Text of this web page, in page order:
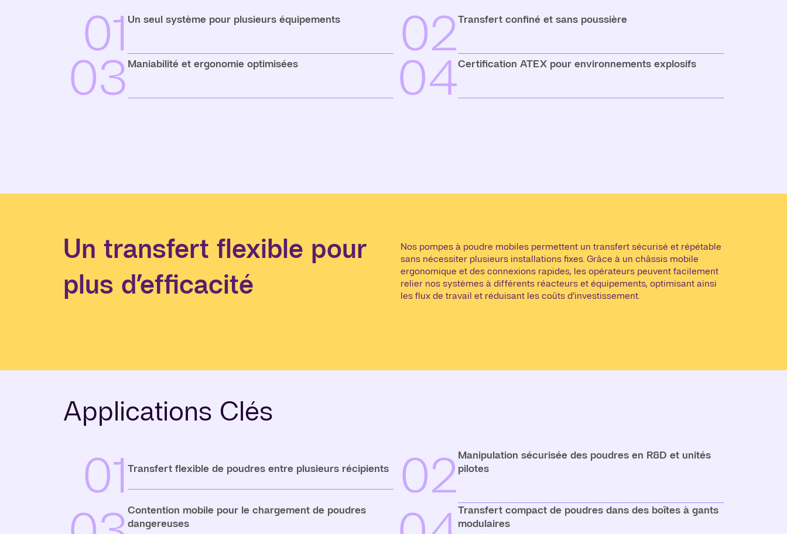
01 Un seul système pour plusieurs équipements 02Transfert confiné et sans poussière
03 Maniabilité et ergonomie optimisées 04Certification ATEX pour environnements explosifs
Un transfert flexible pour
plus d’efficacité
Nos pompes à poudre mobiles permettent un transfert sécurisé et répétable
sans nécessiter plusieurs installations fixes. Grâce à un châssis mobile
ergonomique et des connexions rapides, les opérateurs peuvent facilement
relier nos systèmes à différents réacteurs et équipements, optimisant ainsi
les flux de travail et réduisant les coûts d’investissement.
Applications Clés
01 Transfert flexible de poudres entre plusieurs récipients 02Manipulation sécurisée des poudres en R&D et unités
pilotes
Contention mobile pour le chargement de poudres
dangereuses
Transfert compact de poudres dans des boîtes à gants
modulaires